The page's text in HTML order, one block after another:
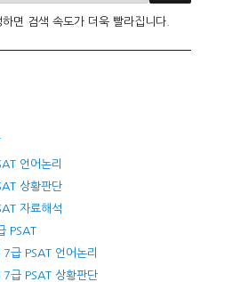
면 검색 속도가 더욱 빨라집니다.
언어논리
상황판단
자료해석
PSAT
7급 PSAT 언어논리
7급 PSAT 상황판단